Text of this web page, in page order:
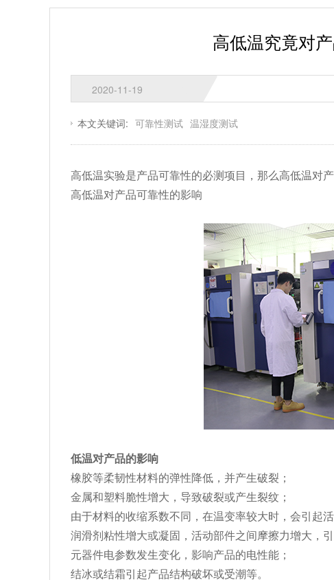
高低温究竟对
2020-11-19
本文关键词: 可靠性测试 温湿度测试
高低温实验是产品可靠性的必测项目，那么高低温对
高低温对产品可靠性的影响
低温对产品的影响
橡胶等柔韧性材料的弹性降低，并产生破裂；
金属和塑料脆性增大，导致破裂或产生裂纹；
由于材料的收缩系数不同，在温变率较大时，会引起
润滑剂粘性增大或凝固，活动部件之间摩擦力增大，
元器件电参数发生变化，影响产品的电性能；
结冰或结霜引起产品结构破坏或受潮等。